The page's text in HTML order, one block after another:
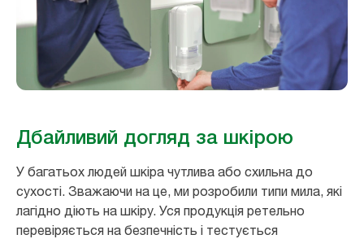
Дбайливий догляд за шкірою
У багатьох людей шкіра чутлива або схильна до
сухості. Зважаючи на це, ми розробили типи мила, які
лагідно діють на шкіру. Уся продукція ретельно
перевіряється на безпечність і тестується